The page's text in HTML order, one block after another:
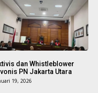
dan Whistleblower
PN Jakarta Utara
19, 2026